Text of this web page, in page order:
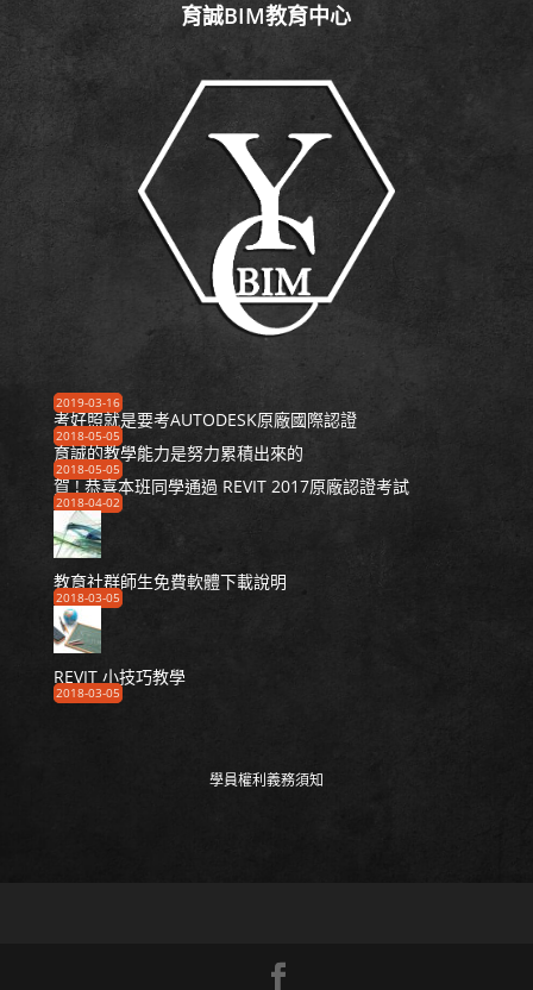
育誠BIM教育中心
2019-03-16
考好照就是要考AUTODESK原廠國際認證
2018-05-05
育誠的教學能力是努力累積出來的
2018-05-05
賀 ! 恭喜本班同學通過 REVIT 2017原廠認證考試
2018-04-02
教育社群師生免費軟體下載說明
2018-03-05
REVIT 小技巧教學
2018-03-05
學員權利義務須知